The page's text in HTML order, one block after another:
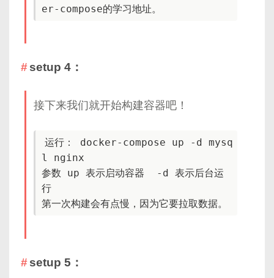
setup 4：
接下来我们就开始构建容器吧！
运行： docker-compose up -d mysq
l nginx
参数 up 表示启动容器  -d 表示后台运
行
setup 5：